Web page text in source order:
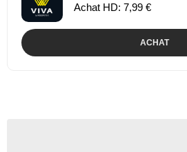
Achat HD: 7,99 €
ACHAT